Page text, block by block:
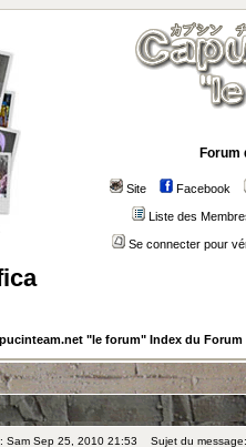
Forum
Site Facebook
Liste des
Se connecter pour
"le forum" Index du Forum
Sam Sep 25, 2010 21:53 Sujet du message: